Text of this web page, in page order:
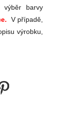
výběr barvy
V případě,
výrobku,